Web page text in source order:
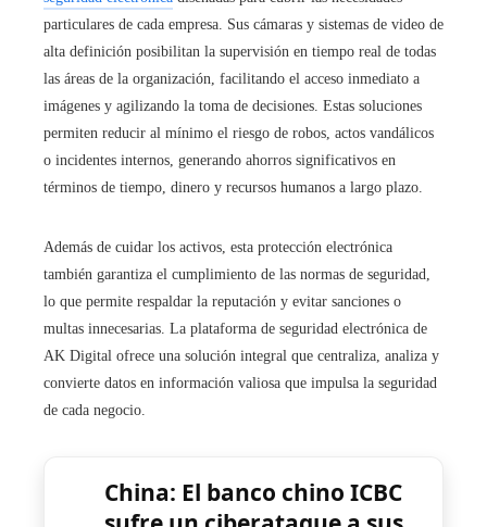
particulares de cada empresa. Sus cámaras y sistemas de video de
alta definición posibilitan la supervisión en tiempo real de todas
las áreas de la organización, facilitando el acceso inmediato a
imágenes y agilizando la toma de decisiones. Estas soluciones
permiten reducir al mínimo el riesgo de robos, actos vandálicos
o incidentes internos, generando ahorros significativos en
términos de tiempo, dinero y recursos humanos a largo plazo.
Además de cuidar los activos, esta protección electrónica
también garantiza el cumplimiento de las normas de seguridad,
lo que permite respaldar la reputación y evitar sanciones o
multas innecesarias. La plataforma de seguridad electrónica de
AK Digital ofrece una solución integral que centraliza, analiza y
convierte datos en información valiosa que impulsa la seguridad
de cada negocio.
China: El banco chino ICBC